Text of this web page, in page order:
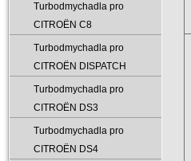
Turbodmychadla pro
CITROËN C8
Turbodmychadla pro
CITROËN DISPATCH
Turbodmychadla pro
CITROËN DS3
Turbodmychadla pro
CITROËN DS4